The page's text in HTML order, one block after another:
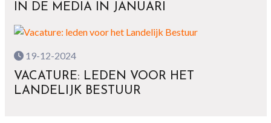
IN DE MEDIA IN JANUARI
19-12-2024
VACATURE: LEDEN VOOR HET
LANDELIJK BESTUUR